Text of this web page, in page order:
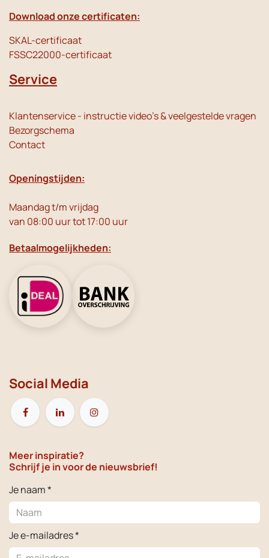
Download onze certificaten:
SKAL-certificaat
FSSC22000-certificaat
Service
Klantenservice - instructie video's & veelgestelde vragen
Bezorgschema
Contact
Openingstijden:
Maandag t/m vrijdag
van 08:00 uur tot 17:00 uur
Betaalmogelijkheden:
Social Media
Meer inspiratie?
Schrijf je in voor de nieuwsbrief!
Je naam *
Je e-mailadres *